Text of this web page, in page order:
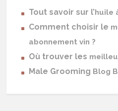
Tout savoir sur l’huile
Comment choisir le
abonnement vin ?
Où trouver les
Male Grooming Blog